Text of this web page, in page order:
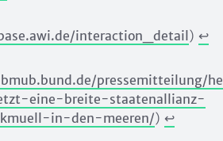
interaction_detail) ↩︎
pressemitteilung/
eine-breite-staatenallianz-
in-den-meeren/) ↩︎